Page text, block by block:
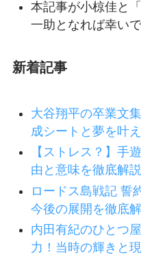
本記事が小椋佳と
一助となれば幸いで
新着記事
大谷翔平の卒業文
成シートと夢を叶
【ストレス？】手
由と意味を徹底解説
ロードス島戦記 誓
今後の展開を徹底解
内田有紀のひとつ
力！当時の輝きと